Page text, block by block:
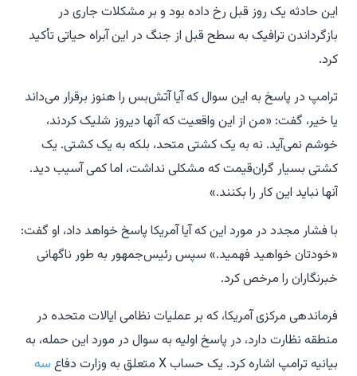
این حادثه یک روز قبل رخ داده بود و بر مشکلات جاری در
بازگرداندن ترافیک به سطح قبل از جنگ در این آبراه حیاتی تأکید
کرد.
ترامپ در پاسخ به این سوال که آیا آتش‌بس را هنوز برقرار می‌داند
یا خیر، گفت: «من از این واقعیت که آنها دیروز شلیک کردند،
خوشم نمی‌آید. نه به یک کشتی متحد، بلکه به یک کشتی. یک
کشتی بسیار گران‌قیمت که مشکلی نداشت، اما کمی آسیب دید.
آنها نباید این کار را بکنند.»
با فشار مجدد در مورد این که آیا آمریکا پاسخ خواهد داد، او گفت:
«خودتان خواهید فهمید.» سپس رئیس‌جمهور به طور ناگهانی
خبرنگاران را مرخص کرد.
فرماندهی مرکزی آمریکا، که بر عملیات نظامی ایالات متحده در
منطقه نظارت دارد، در پاسخ اولیه به سوال در مورد این حمله، به
بیانیه ترامپ اشاره کرد. یک حساب X متعلق به وزارت دفاع
سه